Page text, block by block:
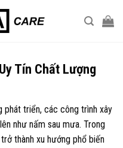
Uy Tín Chất Lượng
phát triển, các công trình xây
như nấm sau mưa. Trong
thành xu hướng phổ biến